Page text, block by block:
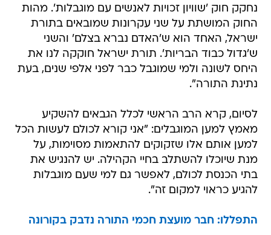
נחקק חוק 'שוויון זכויות לאנשים עם מוגבלות'. מהות
החוק המושתת על שני עקרונות שמובאים בתורת
ישראל, האחד הוא ש'האדם נברא בצלם' והשני
ש'גדול כבוד הבריות'. תורת ישראל חוקקה לנו את
היחס לשונה ולמי שמוגבל כבר לפני אלפי שנים, בעת
נתינת התורה".
לסיום, קרא הרב הראשי לכלל הגבאים להשקיע
מאמץ למען המוגבלים: "אני קורא לכולם לעשות הכל
למען אותם אלו שזקוקים להתאמות מסוימות, על
מנת שיוכלו להשתלב בחיי הקהילה. יש להנגיש את
בתי הכנסת לכולם, לאפשר גם למי שעם מוגבלות
להגיע כראוי למקום זה".
התפללו: חבר מועצת חכמי התורה נדבק בקורונה